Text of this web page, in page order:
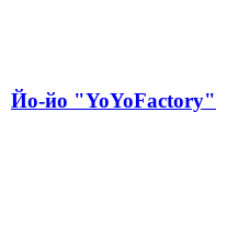
Йо-йо "YoYoFactory"